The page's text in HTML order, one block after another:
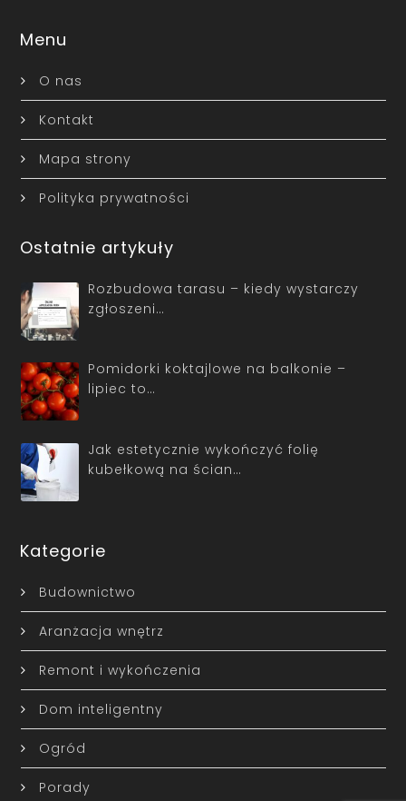
Menu
O nas
Kontakt
Mapa strony
Polityka prywatności
Ostatnie artykuły
Rozbudowa tarasu – kiedy wystarczy
zgłoszeni…
Pomidorki koktajlowe na balkonie –
lipiec to…
Jak estetycznie wykończyć folię
kubełkową na ścian…
Kategorie
Budownictwo
Aranżacja wnętrz
Remont i wykończenia
Dom inteligentny
Ogród
Porady